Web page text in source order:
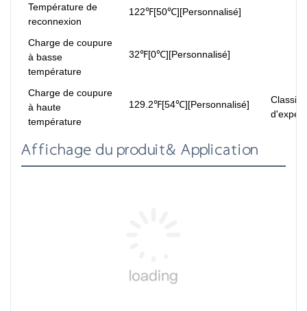
Température de
reconnexion
122℉[50℃][Personnalisé]
Charge de coupure
à basse
température
32℉[0℃][Personnalisé]
Charge de coupure
à haute
température
129.2℉[54℃][Personnalisé]
Affichage du produit& Application